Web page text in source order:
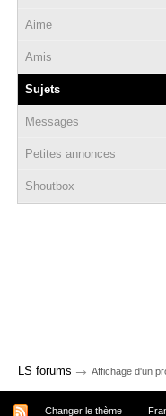
Aime
Amis
Sujets
Messages
Petites annonces
Shoutbox
LS forums → Affichage d'un
Changer le thème